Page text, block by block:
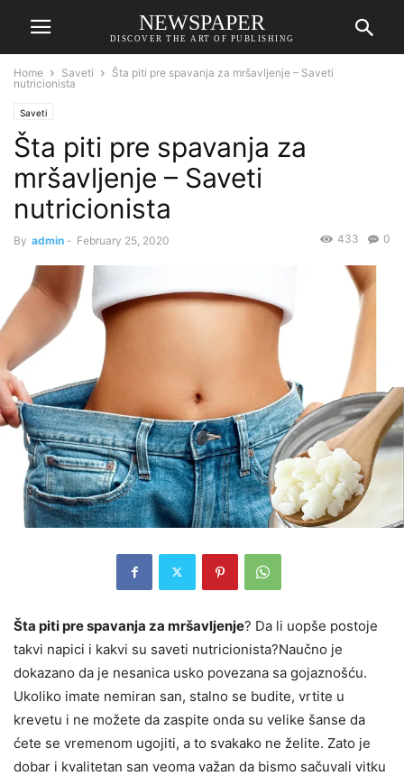
NEWSPAPER
DISCOVER THE ART OF PUBLISHING
Home Saveti
Šta piti pre spavanja za mršavljenje – Saveti
nutricionista
Saveti
Šta piti pre spavanja za
mršavljenje – Saveti
nutricionista
By admin - February 25, 2020 0
433
Šta piti pre spavanja za mršavljenje? Da li uopše postoje
takvi napici i kakvi su saveti nutricionista?Naučno je
dokazano da je nesanica usko povezana sa gojaznošću.
Ukoliko imate nemiran san, stalno se budite, vrtite u
krevetu i ne možete da zaspite onda su velike šanse da
ćete se vremenom ugojiti, a to svakako ne želite. Zato je
dobar i kvalitetan san veoma važan da bismo sačuvali vitku